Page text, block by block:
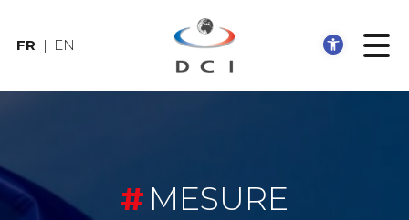
FR EN
MESURE